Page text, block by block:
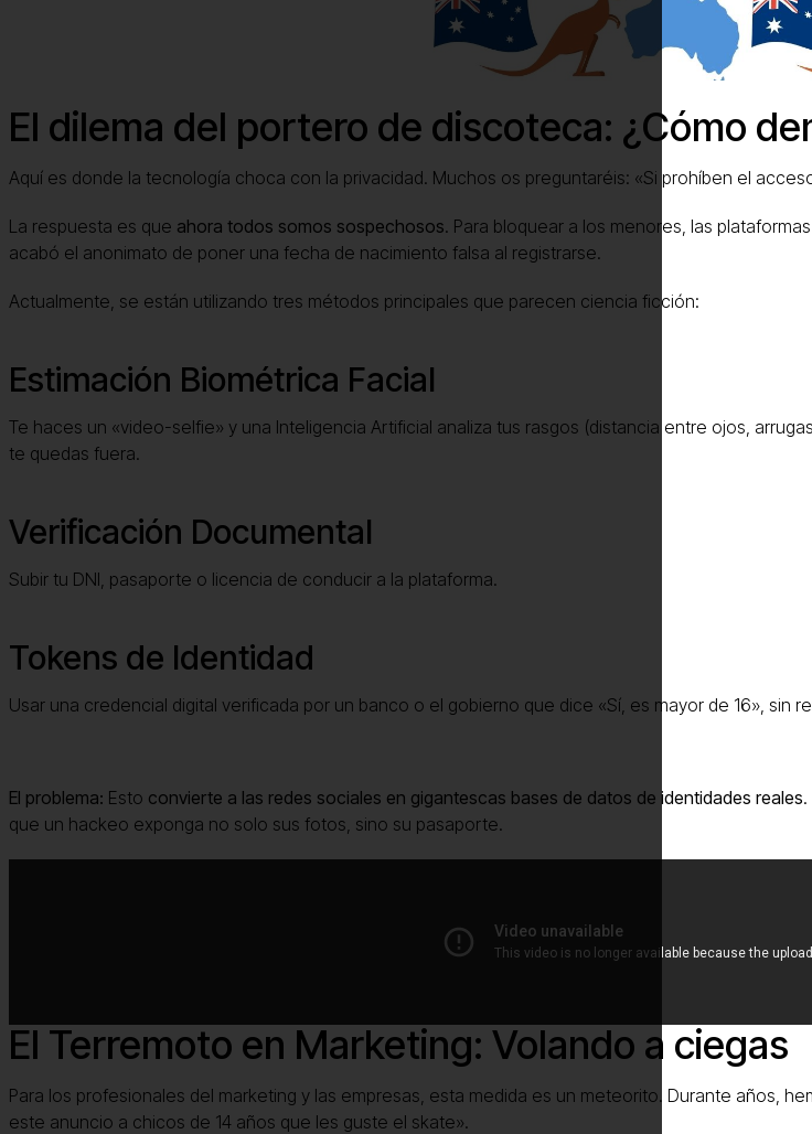
El dilema del portero de discoteca: ¿Cómo
Aquí es donde la tecnología choca con la privacidad. Muchos os preguntaréis: «Si prohíben el
La respuesta es que ahora todos somos sospechosos. Para bloquear a los menores, las
acabó el anonimato de poner una fecha de nacimiento falsa al registrarse.
Actualmente, se están utilizando tres métodos principales que parecen ciencia ficción:
Estimación Biométrica Facial
Te haces un «video-selfie» y una Inteligencia Artificial analiza tus rasgos (distancia entre ojos,
te quedas fuera.
Verificación Documental
Subir tu DNI, pasaporte o licencia de conducir a la plataforma.
Tokens de Identidad
Usar una credencial digital verificada por un banco o el gobierno que dice «Sí, es mayor de 16», sin
El problema: Esto convierte a las redes sociales en gigantescas bases de datos de identidades reales
que un hackeo exponga no solo sus fotos, sino su pasaporte.
El Terremoto en Marketing: Volando a ciegas
Para los profesionales del marketing y las empresas, esta medida es un meteorito. Durante años,
este anuncio a chicos de 14 años que les guste el skate».